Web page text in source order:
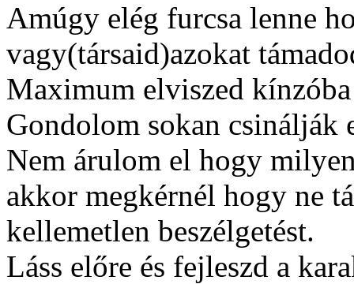
Amúgy elég furcsa lenne
vagy(társaid)azokat
Maximum elviszed
Gondolom sokan csinálják
Nem árulom el hogy
akkor megkérnél hogy ne
kellemetlen beszélgetést.
Láss előre és fejleszd a